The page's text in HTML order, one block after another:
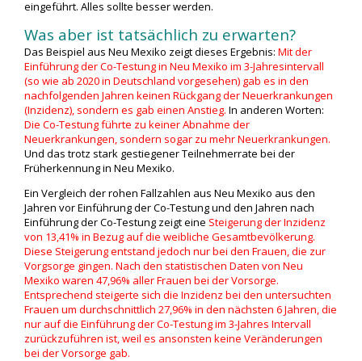
eingeführt. Alles sollte besser werden.
Was aber ist tatsächlich zu erwarten?
Das Beispiel aus Neu Mexiko zeigt dieses Ergebnis: Mit der
Einführung der Co-Testung in Neu Mexiko im 3-Jahresintervall
(so wie ab 2020 in Deutschland vorgesehen) gab es in den
nachfolgenden Jahren keinen Rückgang der Neuerkrankungen
(Inzidenz), sondern es gab einen Anstieg. In anderen Worten:
Die Co-Testung führte zu keiner Abnahme der
Neuerkrankungen, sondern sogar zu mehr Neuerkrankungen.
Und das trotz stark gestiegener Teilnehmerrate bei der
Früherkennung in Neu Mexiko.
Ein Vergleich der rohen Fallzahlen aus Neu Mexiko aus den
Jahren vor Einführung der Co-Testung und den Jahren nach
Einführung der Co-Testung zeigt eine Steigerung der Inzidenz
von 13,41% in Bezug auf die weibliche Gesamtbevölkerung.
Diese Steigerung entstand jedoch nur bei den Frauen, die zur
Vorgsorge gingen. Nach den statistischen Daten von Neu
Mexiko waren 47,96% aller Frauen bei der Vorsorge.
Entsprechend steigerte sich die Inzidenz bei den untersuchten
Frauen um durchschnittlich 27,96% in den nächsten 6 Jahren, die
nur auf die Einführung der Co-Testung im 3-Jahres Intervall
zurückzuführen ist, weil es ansonsten keine Veränderungen
bei der Vorsorge gab.